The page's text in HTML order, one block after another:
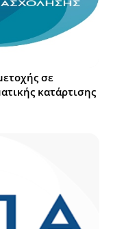
σε
κατάρτισης